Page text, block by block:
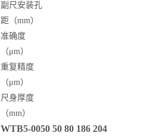
副尺安装孔
距（mm）
准确度
（μm）
重复精度
（μm）
尺身厚度
（mm）
WTB5-0050 50 80 186 204